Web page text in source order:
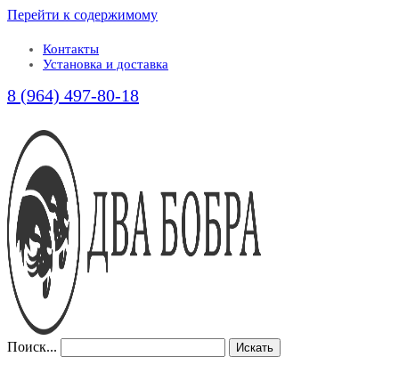
Перейти к содержимому
Контакты
Установка и доставка
8 (964) 497-80-18
Поиск... Искать